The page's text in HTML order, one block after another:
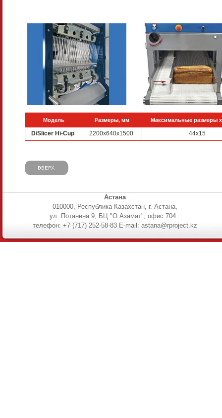
Модель Размеры, мм Максимальные размеры
D/Slicer Hi-Cup 2200x640x1500 44x15
Астана
010000, Республика Казахстан, г. Астана,
ул. Потанина 9, БЦ "О Азамат", офис 704 .
телефон: +7 (717) 252-58-83 E-mail: astana@rproject.kz